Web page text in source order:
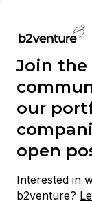
Join the
our
open
Interested in
b2venture?